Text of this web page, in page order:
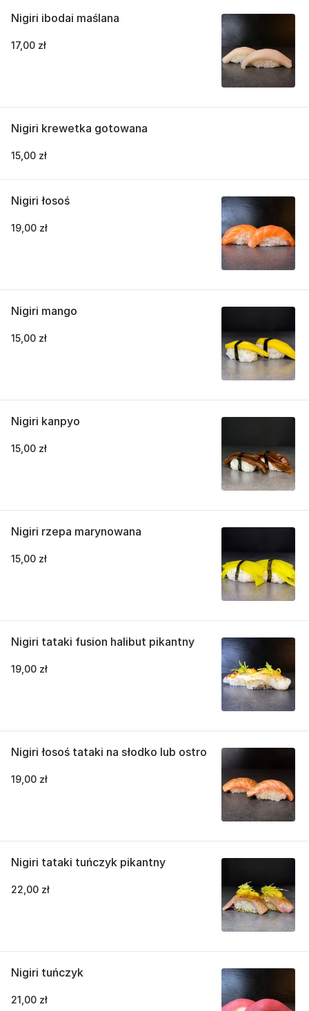
Nigiri ibodai maślana
17,00 zł
Nigiri krewetka gotowana
15,00 zł
Nigiri łosoś
19,00 zł
Nigiri mango
15,00 zł
Nigiri kanpyo
15,00 zł
Nigiri rzepa marynowana
15,00 zł
Nigiri tataki fusion halibut pikantny
19,00 zł
Nigiri łosoś tataki na słodko lub ostro
19,00 zł
Nigiri tataki tuńczyk pikantny
22,00 zł
Nigiri tuńczyk
21,00 zł